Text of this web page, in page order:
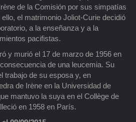
de la Comisión por sus simpatías
el matrimonio Joliot-Curie decidió
a la enseñanza y a la
pacifistas.
y murió el 17 de marzo de 1956 en
de una leucemia. Su
trabajo de su esposa y, en
de Irène en la Universidad de
mantuvo la suya en el Collège de
en 1958 en París.